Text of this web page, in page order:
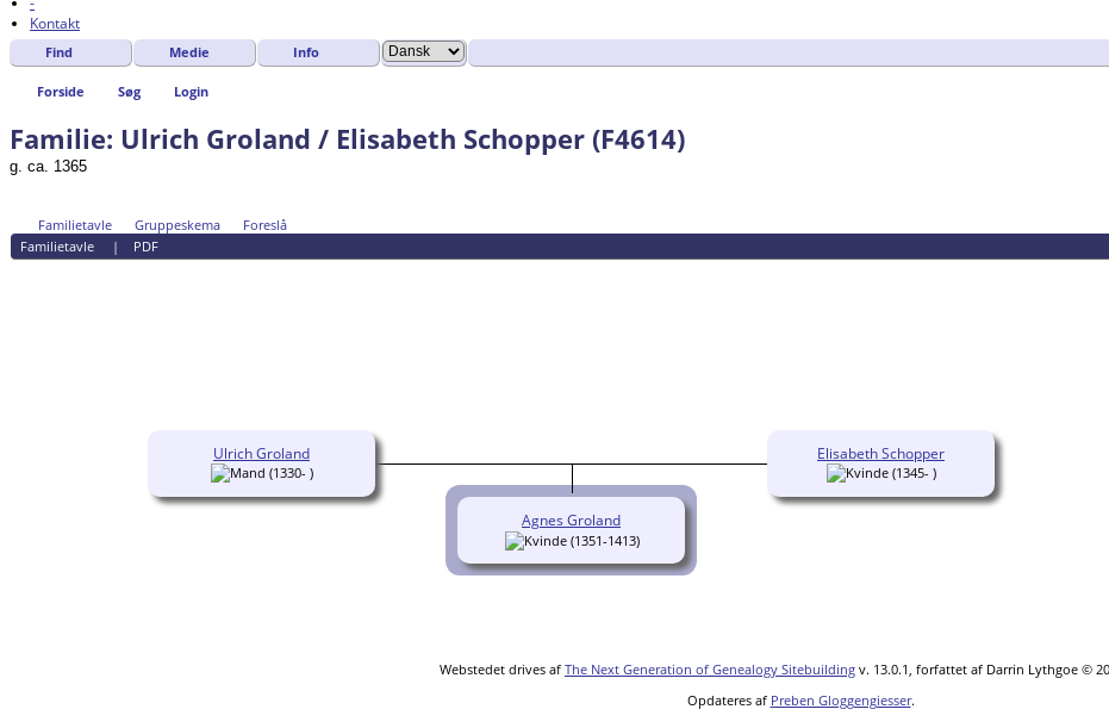
Kontakt
Find Medie Info
Forside Søg Login
Familie: Ulrich Groland / Elisabeth Schopper (F4614)
g. ca. 1365
Familietavle Gruppeskema
Foreslå
Familietavle
| PDF
Ulrich Groland
(1330- )
Elisabeth Schopper
(1345- )
Agnes Groland
(1351-1413)
Webstedet drives af The Next Generation of Genealogy Sitebuilding v. 13.0.1, forfattet af Darrin Lythgoe ©
Opdateres af Preben Gloggengiesser.